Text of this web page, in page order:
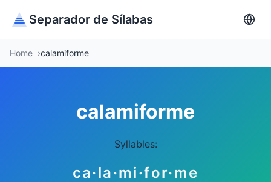
Separador de Sílabas
Home calamiforme
calamiforme
Syllables:
ca·la·mi·for·me